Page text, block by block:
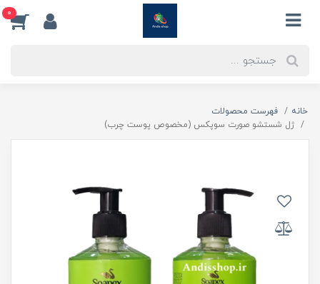
0
خانه
فهرست محصولات
ژل شستشو صورت سوپکس (مخصوص پوست چرب)